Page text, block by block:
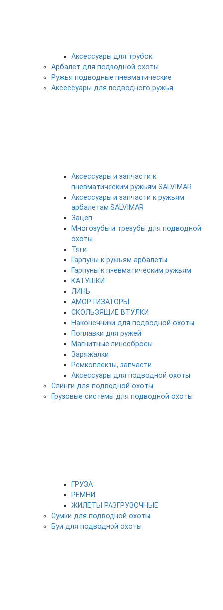
Аксессуары для трубок
Арбалет для подводной охоты
Ружья подводные пневматические
Аксессуары для подводного ружья
Аксессуары и запчасти к
пневматическим ружьям SALVIMAR
Аксессуары и запчасти к ружьям
арбалетам SALVIMAR
Зацеп
Многозубы и трезубы для подводной
охоты
Тяги
Гарпуны к ружьям арбалеты
Гарпуны к пневматическим ружьям
КАТУШКИ
ЛИНЬ
АМОРТИЗАТОРЫ
СКОЛЬЗЯЩИЕ ВТУЛКИ
Наконечники для подводной охоты
Поплавки для ружей
Магнитные линесбросы
Заряжалки
Ремкоплекты, запчасти
Аксессуары для подводной охоты
Слинги для подводной охоты
Грузовые системы для подводной охоты
ГРУЗА
РЕМНИ
ЖИЛЕТЫ РАЗГРУЗОЧНЫЕ
Сумки для подводной охоты
Буи для подводной охоты